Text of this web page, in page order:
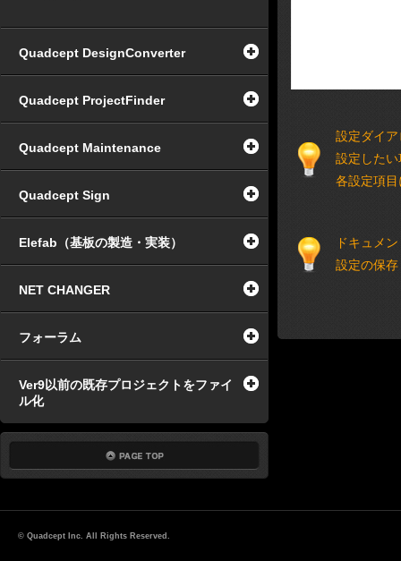
Quadcept DesignConverter
Quadcept ProjectFinder
Quadcept Maintenance
Quadcept Sign
Elefab（基板の製造・実装）
NET CHANGER
フォーラム
Ver9以前の既存プロジェクトをファイ
ル化
設定ダイ
設定した
各設定項
ドキュメ
設定の保
© Quadcept Inc. All Rights Reserved.